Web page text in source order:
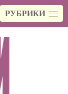
РУБРИКИ